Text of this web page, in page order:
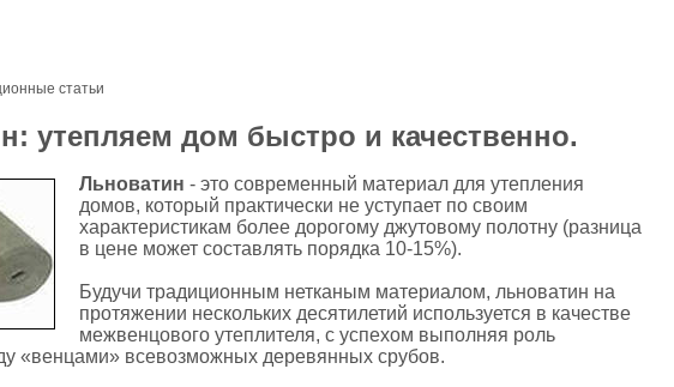
статьи
утепляем дом быстро и качественно.
Льноватин - это современный материал для утепления
домов, который практически не уступает по своим
характеристикам более дорогому джутовому полотну (разница
в цене может составлять порядка 10-15%).
Будучи традиционным нетканым материалом, льноватин на
протяжении нескольких десятилетий используется в качестве
межвенцового утеплителя, с успехом выполняя роль
«венцами» всевозможных деревянных срубов.